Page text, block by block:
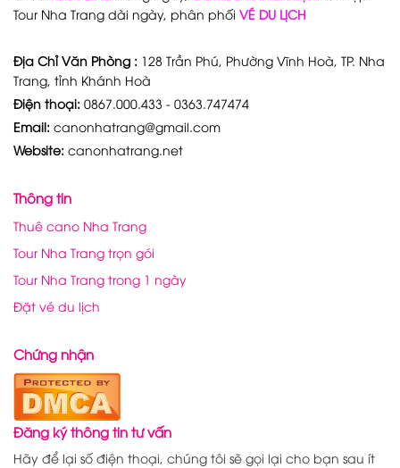
Tour Nha Trang dài ngày, phân phối VÉ DU LỊCH
Địa Chỉ Văn Phòng : 128 Trần Phú, Phường Vĩnh Hoà, TP. Nha
Trang, tỉnh Khánh Hoà
Điện thoại: 0867.000.433 - 0363.747474
Email: canonhatrang@gmail.com
Website: canonhatrang.net
Thông tin
Thuê cano Nha Trang
Tour Nha Trang trọn gói
Tour Nha Trang trong 1 ngày
Đặt vé du lịch
Chứng nhận
Đăng ký thông tin tư vấn
Hãy để lại số điện thoại, chúng tôi sẽ gọi lại cho bạn sau ít